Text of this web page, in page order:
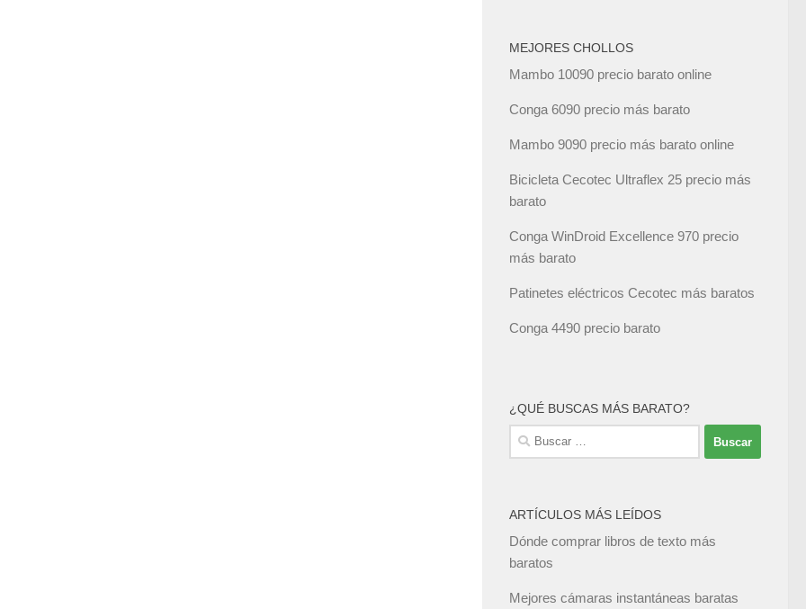
MEJORES CHOLLOS
Mambo 10090 precio barato online
Conga 6090 precio más barato
Mambo 9090 precio más barato online
Bicicleta Cecotec Ultraflex 25 precio más
barato
Conga WinDroid Excellence 970 precio
más barato
Patinetes eléctricos Cecotec más baratos
Conga 4490 precio barato
¿QUÉ BUSCAS MÁS BARATO?
Buscar:
ARTÍCULOS MÁS LEÍDOS
Dónde comprar libros de texto más
baratos
Mejores cámaras instantáneas baratas